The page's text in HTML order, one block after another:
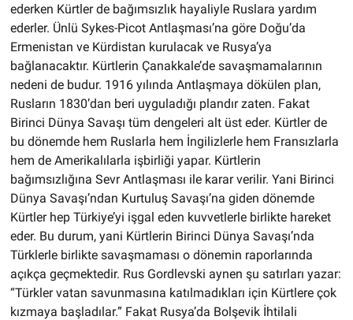
ederken Kürtler de bağımsızlık hayaliyle Ruslara yardım
ederler. Ünlü Sykes-Picot Antlaşması’na göre Doğu’da
Ermenistan ve Kürdistan kurulacak ve Rusya’ya
bağlanacaktır. Kürtlerin Çanakkale’de savaşmamalarının
nedeni de budur. 1916 yılında Antlaşmaya dökülen plan,
Rusların 1830’dan beri uyguladığı plandır zaten. Fakat
Birinci Dünya Savaşı tüm dengeleri alt üst eder. Kürtler de
bu dönemde hem Ruslarla hem İngilizlerle hem Fransızlarla
hem de Amerikalılarla işbirliği yapar. Kürtlerin
bağımsızlığına Sevr Antlaşması ile karar verilir. Yani Birinci
Dünya Savaşı’ndan Kurtuluş Savaşı’na giden dönemde
Kürtler hep Türkiye’yi işgal eden kuvvetlerle birlikte hareket
eder. Bu durum, yani Kürtlerin Birinci Dünya Savaşı’nda
Türklerle birlikte savaşmaması o dönemin raporlarında
açıkça geçmektedir. Rus Gordlevski aynen şu satırları yazar:
“Türkler vatan savunmasına katılmadıkları için Kürtlere çok
kızmaya başladılar.” Fakat Rusya’da Bolşevik İhtilali